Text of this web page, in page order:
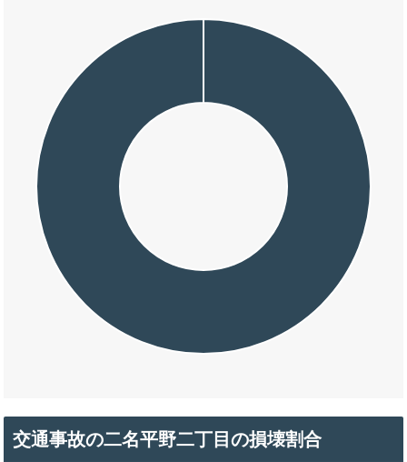
交通事故の二名平野二丁目の損壊割合